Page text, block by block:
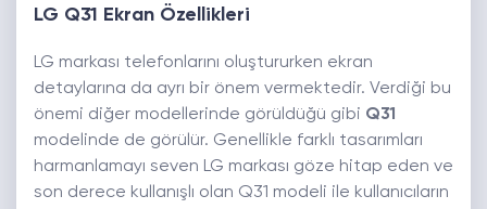
LG Q31 Ekran Özellikleri
LG markası telefonlarını oluştururken ekran
detaylarına da ayrı bir önem vermektedir. Verdiği bu
önemi diğer modellerinde görüldüğü gibi Q31
modelinde de görülür. Genellikle farklı tasarımları
harmanlamayı seven LG markası göze hitap eden ve
son derece kullanışlı olan Q31 modeli ile kullanıcıların